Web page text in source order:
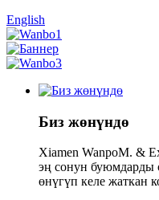
English
Биз жөнүндө
Xiamen WanpoM. &
эң сонун
өнүгүп келе жаткан